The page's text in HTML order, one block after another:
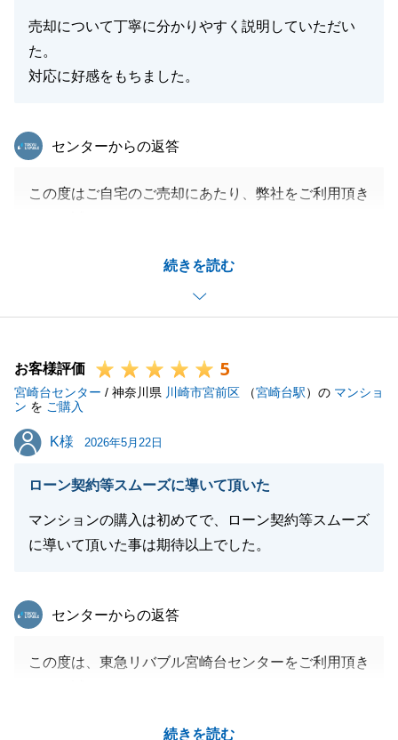
売却について丁寧に分かりやすく説明していただい
た。
対応に好感をもちました。
続きを読む
東急リバブル
センターからの返答
この度はご自宅のご売却にあたり、弊社をご利用頂き
進められましたこと、重ねて御礼申し上げます。
お客様評価
5
宮崎台センター / 神奈川県 川崎市宮前区 （宮崎台駅）の マンショ
ン を ご購入
K様
K様 2026年5月22日
ローン契約等スムーズに導いて頂いた
マンションの購入は初めてで、ローン契約等スムーズ
に導いて頂いた事は期待以上でした。
続きを読む
東急リバブル
センターからの返答
この度は、東急リバブル宮崎台センターをご利用頂き
ことも多かったことと存じます。